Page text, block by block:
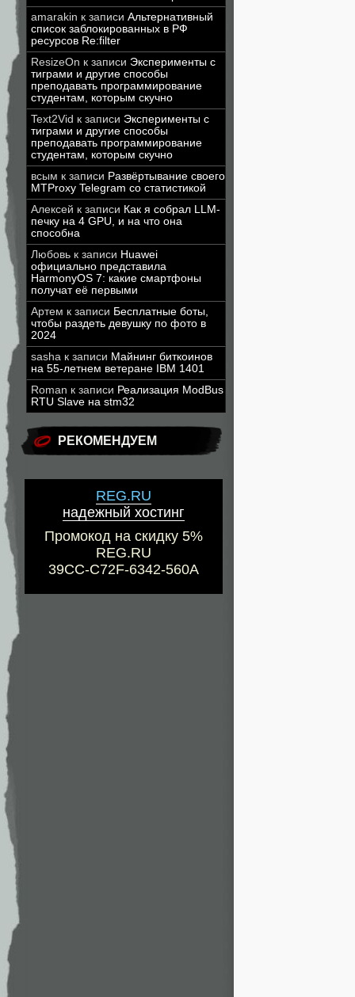
amarakin к записи Альтернативный
список заблокированных в РФ
ресурсов Re:filter
ResizeOn к записи Эксперименты с
тиграми и другие способы
преподавать программирование
студентам, которым скучно
Text2Vid к записи Эксперименты с
тиграми и другие способы
преподавать программирование
студентам, которым скучно
всым к записи Развёртывание своего
MTProxy Telegram со статистикой
Алексей к записи Как я собрал LLM-
печку на 4 GPU, и на что она
способна
Любовь к записи Huawei
официально представила
HarmonyOS 7: какие смартфоны
получат её первыми
Артем к записи Бесплатные боты,
чтобы раздеть девушку по фото в
2024
sasha к записи Майнинг биткоинов
на 55-летнем ветеране IBM 1401
Roman к записи Реализация ModBus
RTU Slave на stm32
РЕКОМЕНДУЕМ
REG.RU
надежный хостинг
Промокод на скидку 5%
REG.RU
39CC-C72F-6342-560A